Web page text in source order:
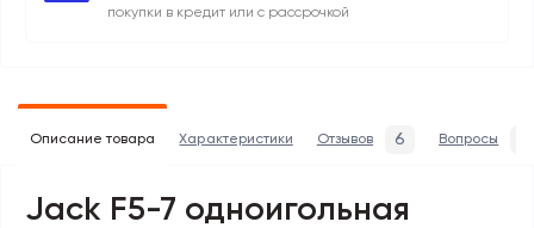
покупки в кредит или с рассрочкой
Описание товара Характеристики Отзывов 6 Вопросы
Jack F5-7 одноигольная